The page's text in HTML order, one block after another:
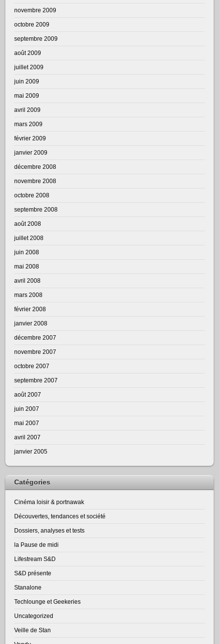
novembre 2009
octobre 2009
septembre 2009
août 2009
juillet 2009
juin 2009
mai 2009
avril 2009
mars 2009
février 2009
janvier 2009
décembre 2008
novembre 2008
octobre 2008
septembre 2008
août 2008
juillet 2008
juin 2008
mai 2008
avril 2008
mars 2008
février 2008
janvier 2008
décembre 2007
novembre 2007
octobre 2007
septembre 2007
août 2007
juin 2007
mai 2007
avril 2007
janvier 2005
Catégories
Cinéma loisir & portnawak
Découvertes, tendances et société
Dossiers, analyses et tests
la Pause de midi
Lifestream S&D
S&D présente
Stanalone
Techlounge et Geekeries
Uncategorized
Veille de Stan